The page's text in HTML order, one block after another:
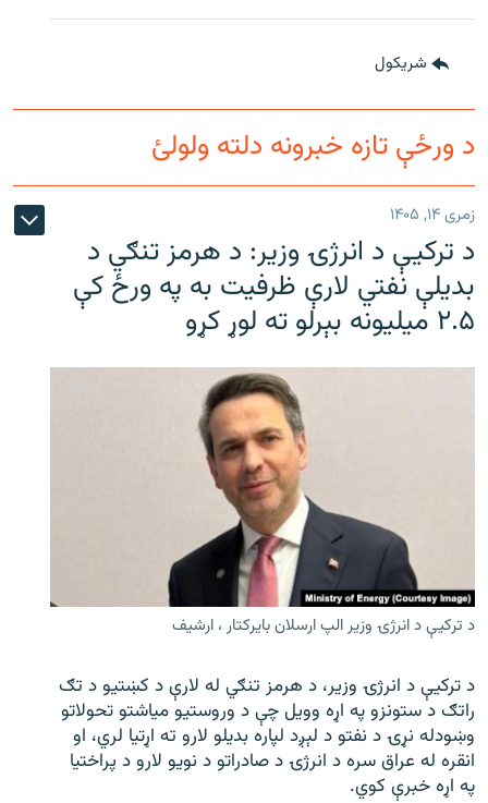
شريکول
د ورځې تازه خبرونه دلته ولولئ
زمری ۱۴, ۱۴۰۵
د ترکیې د انرژۍ وزیر: د هرمز تنګي د
بدیلې نفتي لارې ظرفیت به په ورځ کې
۲.۵ میلیونه بېرلو ته لوړ کړو
د ترکیې د انرژۍ وزیر الپ ارسلان بایرکتار ، ارشیف
د ترکیې د انرژۍ وزیر، د هرمز تنګي له لارې د کښتیو د تګ
راتګ د ستونزو په اړه وویل چې د وروستیو میاشتو تحولاتو
وښودله نړۍ د نفتو د لېږد لپاره بدیلو لارو ته اړتیا لري، او
انقره له عراق سره د انرژۍ د صادراتو د نویو لارو د پراختیا
په اړه خبرې کوي.